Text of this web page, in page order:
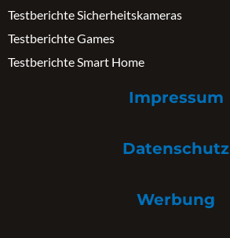
Testberichte Sicherheitskameras
Testberichte Games
Testberichte Smart Home
Impressum
Datenschutz
Werbung